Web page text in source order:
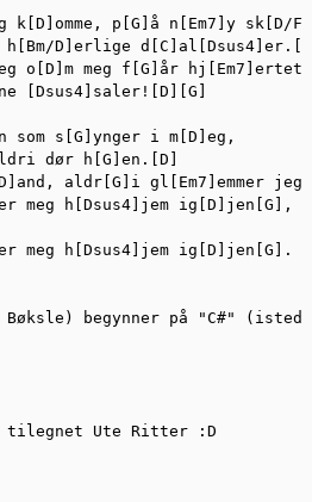
p[G]å n[Em7]y sk[D/
h[Bm/D]erlige
o[D]m meg f[G]år
[Dsus4]saler![D][G]
som s[G]ynger i m[D]eg,
dør h[G]en.[D]
aldr[G]i gl[Em7]emmer jeg
meg h[Dsus4]jem ig[D]jen[G],
meg h[Dsus4]jem ig[D]jen[G].
Bøksle) begynner på "C#"
tilegnet Ute Ritter :D